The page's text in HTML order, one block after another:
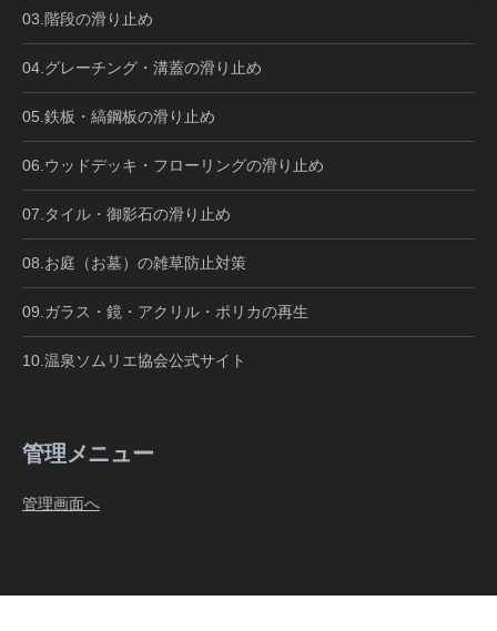
03.階段の滑り止め
04.グレーチング・溝蓋の滑り止め
05.鉄板・縞鋼板の滑り止め
06.ウッドデッキ・フローリングの滑り止め
07.タイル・御影石の滑り止め
08.お庭（お墓）の雑草防止対策
09.ガラス・鏡・アクリル・ポリカの再生
10.温泉ソムリエ協会公式サイト
管理メニュー
管理画面へ